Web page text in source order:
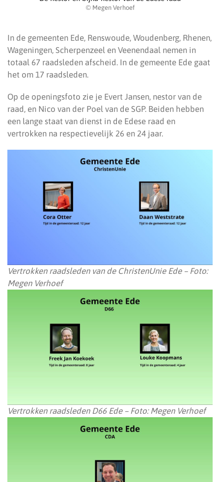
© Megen Verhoef
In de gemeenten Ede, Renswoude, Woudenberg, Rhenen,
Wageningen, Scherpenzeel en Veenendaal nemen in
totaal 67 raadsleden afscheid. In de gemeente Ede gaat
het om 17 raadsleden.
Op de openingsfoto zie je Evert Jansen, nestor van de
raad, en Nico van der Poel van de SGP. Beiden hebben
een lange staat van dienst in de Edese raad en
vertrokken na respectievelijk 26 en 24 jaar.
Vertrokken raadsleden van de ChristenUnie Ede – Foto:
Megen Verhoef
Vertrokken raadsleden D66 Ede – Foto: Megen Verhoef